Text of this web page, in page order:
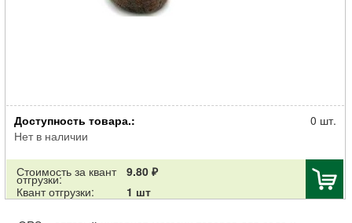
Торфотаблетка Джиффи для рассады d-42 мм
Доступность товара.:
Нет в наличии
0 шт.
Стоимость за квант
отгрузки:
9.80 ₽
Квант отгрузки:
1 шт